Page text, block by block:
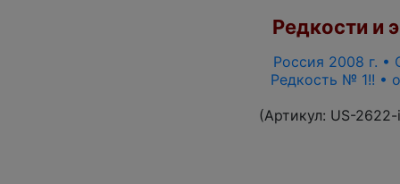
Редкости и
Россия 2008 г. •
Редкость № 1!! •
(Артикул: US-